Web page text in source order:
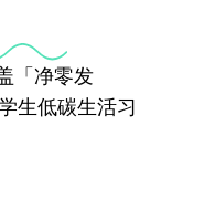
「净零发
生低碳生活习